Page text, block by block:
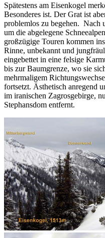
Spätestens am Eisenkogel
Besonderes ist. Der Grat ist
problemlos zu begehen. Nach
um die abgelegene
großzügige Touren kommen
Rinne, unbekannt und
eingebettet in eine felsige
bis zur Baumgrenze, wo sie
mehrmaligem
fortsetzt. Ästhetisch anregend
im iranischen Zagrosgebirge,
Stephansdom entfernt.